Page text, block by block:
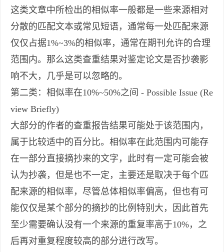
这类文章中所检出的相似率一般都是一些来源相对
分散的匹配文本或常见短语，通常每一处匹配来源
仅仅占据1%~3%的相似率，通常在期刊允许的合理
范围内。那么这类查重结果对鉴定论文是否抄袭影
响不大，几乎是可以忽略的。
第二类：相似率在10%~50%之间 - Possible Issue (Re
view Briefly)
大部分的作者的查重报告结果可能处于该范围内，
属于比较适中的百分比。相似率在此范围内可能存
在一部分直接摘抄来的文字，此时有一定可能会被
认为抄袭，但是也不一定，主要还是取决于每个匹
配来源的相似率，尽管总体相似率偏高，但也有可
能仅仅是某个部分的摘抄的比例特别大，因此首先
至少需要确认没有一个来源的重复率高于10%，之
后再对重复程度较高的部分进行改写。